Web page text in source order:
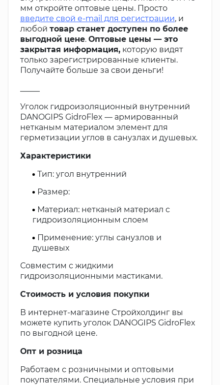
мм откройте оптовые цены. Просто
введите свой e-mail для регистрации, и
любой товар станет доступен по более
выгодной цене. Оптовые цены — это
закрытая информация, которую видят
только зарегистрированные клиенты.
Получайте больше за свои деньги!
Уголок гидроизоляционный внутренний
DANOGIPS GidroFlex — армированный
нетканым материалом элемент для
герметизации углов в санузлах и душевых.
Характеристики
Тип: угол внутренний
Размер:
Материал: нетканый материал с
гидроизоляционным слоем
Применение: углы санузлов и
душевых
Совместим с жидкими
гидроизоляционными мастиками.
Стоимость и условия покупки
В интернет-магазине Стройхолдинг вы
можете купить уголок DANOGIPS GidroFlex
по выгодной цене.
Опт и розница
Работаем с розничными и оптовыми
покупателями. Специальные условия при